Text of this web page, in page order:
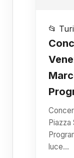
📂
Piazza
luce…